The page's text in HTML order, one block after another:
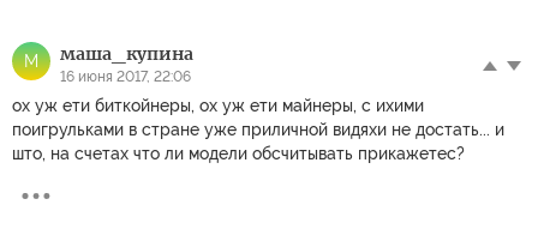
М маша_купина
16 июня 2017, 22:06
ох уж ети биткойнеры, ох уж ети майнеры, с ихими
поигрульками в стране уже приличной видяхи не достать... и
што, на счетах что ли модели обсчитывать прикажетес?